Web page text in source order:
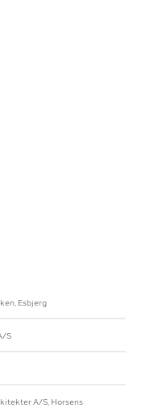
Esbjerg
S
A/S, Horsens